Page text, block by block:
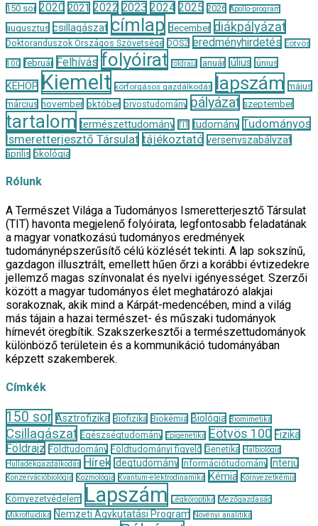
150 sor 2020 2021 2022 2023 2024 2025 2026 Apollo-program
augusztus csillagászat címlap december diákpályázat
Doktoranduszok Országos Szövetsége DOSZ eredményhirdetés Eötvös
100 február Felhívás folyóirat földrajz január július június
KEHOP Kiemelt körforgásos gazdálkodás lapszám május
március november október orvostudomány pályázat szeptember
tartalom természettudomány TIT tudomány Tudományos
Ismeretterjesztő Társulat tájékoztató versenyszabályzat
április ökológia
Rólunk
A Természet Világa a Tudományos Ismeretterjesztő Társulat
(TIT) havonta megjelenő folyóirata, legfontosabb feladatának
a magyar vonatkozású tudományos eredmények
tudománynépszerűsítő célú közlését tekinti. A lap sokszínű,
gazdagon illusztrált, emellett hűen őrzi a korábbi évtizedekre
jellemző magas színvonalat és nyelvi igényességet. Szerzői
között a magyar tudományos élet meghatározó alakjai
sorakoznak, akik mind a Kárpát-medencében, mind a világ
más tájain a hazai természet- és műszaki tudományok
hírnevét öregbítik. Szakszerkesztői a természettudományok
különböző területein és a kommunikáció tudományában
képzett szakemberek.
Címkék
150 sor Asztrofizika Biofizika Biokémia Biológia Biomimetika
Csillagászat Egészségtudomány Epigenetika Eötvös 100 Fizika
Földrajz Földtudomány Földtudományi figyelő Genetika
Halbiológia
Hulladékgazdálkodás
Hírek Idegtudomány Információtudomány Interjú
Konzervációbiológia Kozmológia Kvantum-elektrodinamika Kémia Környezetkémia
Környezetvédelem Lapszám Légköroptika
Mezőgazdaság
Mikrofluidika
Nemzeti Agykutatási Program Növényi analitika